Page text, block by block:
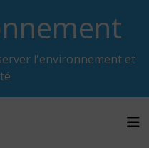
l'environnement et